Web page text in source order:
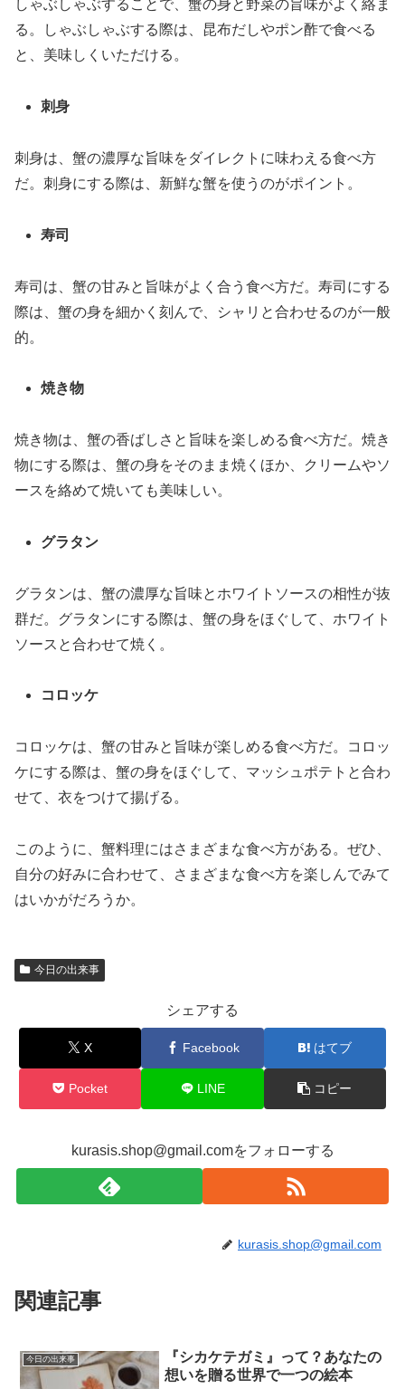
しゃぶしゃぶすることで、蟹の身と野菜の旨味がよく絡ま
る。しゃぶしゃぶする際は、昆布だしやポン酢で食べる
と、美味しくいただける。
刺身
刺身は、蟹の濃厚な旨味をダイレクトに味わえる食べ方
だ。刺身にする際は、新鮮な蟹を使うのがポイント。
寿司
寿司は、蟹の甘みと旨味がよく合う食べ方だ。寿司にする
際は、蟹の身を細かく刻んで、シャリと合わせるのが一般
的。
焼き物
焼き物は、蟹の香ばしさと旨味を楽しめる食べ方だ。焼き
物にする際は、蟹の身をそのまま焼くほか、クリームやソ
ースを絡めて焼いても美味しい。
グラタン
グラタンは、蟹の濃厚な旨味とホワイトソースの相性が抜
群だ。グラタンにする際は、蟹の身をほぐして、ホワイト
ソースと合わせて焼く。
コロッケ
コロッケは、蟹の甘みと旨味が楽しめる食べ方だ。コロッ
ケにする際は、蟹の身をほぐして、マッシュポテトと合わ
せて、衣をつけて揚げる。
このように、蟹料理にはさまざまな食べ方がある。ぜひ、
自分の好みに合わせて、さまざまな食べ方を楽しんでみて
はいかがだろうか。
今日の出来事
シェアする
X Facebook はてブ
Pocket LINE コピー
kurasis.shop@gmail.comをフォローする
kurasis.shop@gmail.com
関連記事
今日の出来事
『シカケテガミ』って？あなたの
想いを贈る世界で一つの絵本